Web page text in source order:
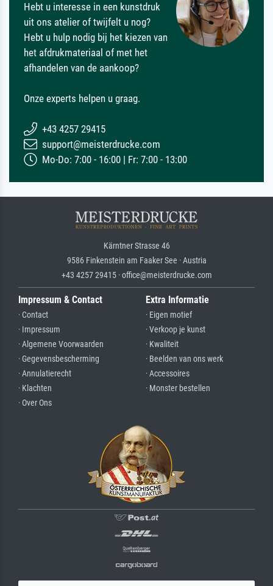
Hebt u interesse in een kunstdruk
uit ons atelier of twijfelt u nog?
Hebt u hulp nodig bij het kiezen van
het afdrukmateriaal of met het
afhandelen van de aankoop?
Onze experts helpen u graag.
+43 4257 29415
support@meisterdrucke.com
Mo-Do: 7:00 - 16:00 | Fr: 7:00 - 13:00
Kärntner Strasse 46
9586 Finkenstein am Faaker See · Austria
+43 4257 29415 · office@meisterdrucke.com
Impressum & Contact
· Contact
· Impressum
· Algemene Voorwaarden
· Gegevensbescherming
· Annulatierecht
· Klachten
· Over Ons
Extra Informatie
· Eigen motief
· Verkoop je kunst
· Kwaliteit
· Beelden van ons werk
· Accessoires
· Monster bestellen